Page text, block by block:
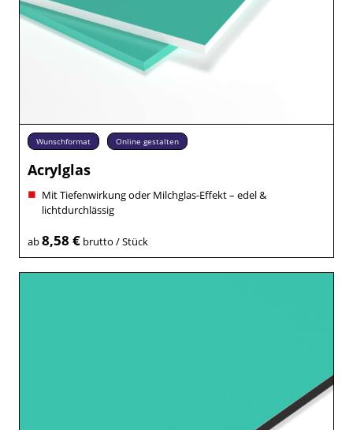
Wunschformat Online gestalten
Acrylglas
Mit Tiefenwirkung oder Milchglas-Effekt – edel &
lichtdurchlässig
ab8,58 €brutto / Stück